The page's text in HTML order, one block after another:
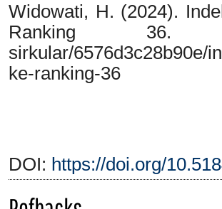
Widowati, H. (2024).
Ranking 36. https://
sirkular/6576d3c28b90e/
ke-ranking-36
DOI: https://doi.org/